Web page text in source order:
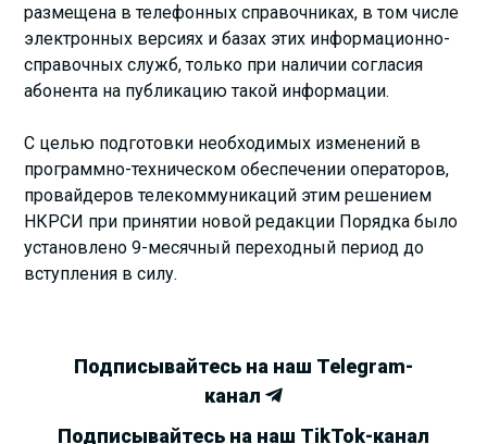
размещена в телефонных справочниках, в том числе
электронных версиях и базах этих информационно-
справочных служб, только при наличии согласия
абонента на публикацию такой информации.
С целью подготовки необходимых изменений в
программно-техническом обеспечении операторов,
провайдеров телекоммуникаций этим решением
НКРСИ при принятии новой редакции Порядка было
установлено 9-месячный переходный период до
вступления в силу.
Подписывайтесь на наш Telegram-
канал
Подписывайтесь на наш TikTok-канал